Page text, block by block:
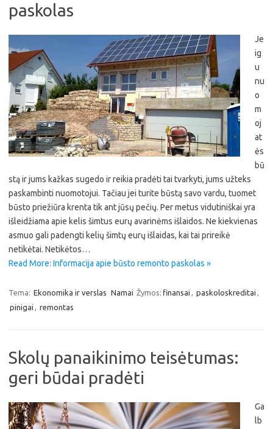
paskolas
Je
ig
u
nu
o
m
oj
at
ės
bū
stą ir jums kažkas sugedo ir reikia pradėti tai tvarkyti, jums užteks
paskambinti nuomotojui. Tačiau jei turite būstą savo vardu, tuomet
būsto priežiūra krenta tik ant jūsų pečių. Per metus vidutiniškai yra
išleidžiama apie kelis šimtus eurų avarinėms išlaidos. Ne kiekvienas
asmuo gali padengti kelių šimtų eurų išlaidas, kai tai prireikė
netikėtai. Netikėtos…
Read More: Informacija apie būsto remonto paskolas »
Tema: Ekonomika ir verslas Namai Žymos: finansai , paskoloskreditai ,
pinigai , remontas
Skolų panaikinimo teisėtumas:
geri būdai pradėti
Ga
lb